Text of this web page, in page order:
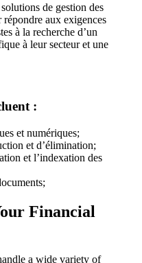
de gestion des
aux exigences
à la recherche d’un
à leur secteur et une
:
et numériques;
et d’élimination;
et l’indexation des
Financial
a wide variety of